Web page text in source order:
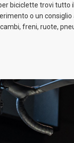
biciclette trovi
o un
freni, ruote,